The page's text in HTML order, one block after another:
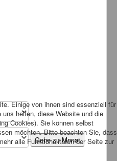
Gehe zu Monat
Einige von ihnen sind essenziell für
helfen, diese Website und die
Cookies). Sie können selbst
möchten. Bitte beachten Sie, dass
alle Funktionalitäten der Seite zur